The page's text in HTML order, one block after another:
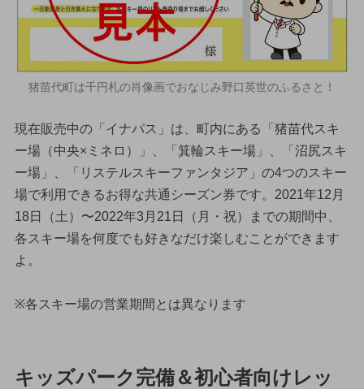
猪苗代町は千円札の肖像画でおなじみ野口英世のふるさと！
現在販売中の「イナパス」は、町内にある「猪苗代スキ
ー場（中央×ミネロ）」、「箕輪スキー場」、「沼尻スキ
ー場」、「リステルスキーファンタジア」の4つのスキー
場で利用できるお得な共通シーズン券です。2021年12月
18日（土）〜2022年3月21日（月・祝）までの期間中、
各スキー場を何度でも好きなだけ楽しむことができます
よ。
※各スキー場の営業期間とは異なります
キッズパーク完備＆初心者向けレッ